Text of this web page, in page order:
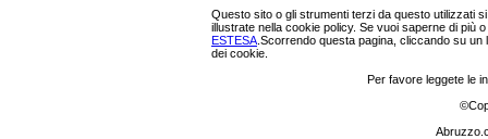
Questo sito o gli strumenti terzi da questo utilizzati
illustrate nella cookie policy. Se vuoi saperne di più
ESTESA .Scorrendo questa pagina, cliccando su
dei cookie.
Per favore leggete le
©